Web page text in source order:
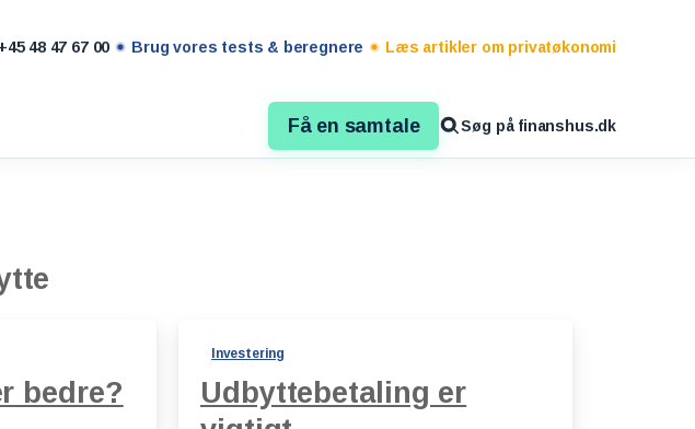
+45 48 47 67 00 Brug vores tests & beregnere Læs artikler om privatøkonomi
Få en samtale Søg på finanshus.dk
bedre?
Investering
Udbyttebetaling er